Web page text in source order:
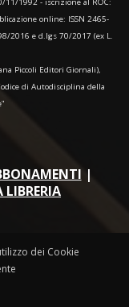
online: ISSN 2465-
2016 e d.lgs 70/2017 (ex L.
Piccoli Editori Giornali),
di Autodisciplina della
|
LIBRERIA
dei Cookie